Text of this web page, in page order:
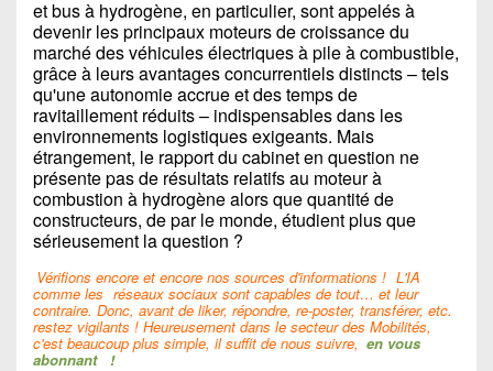
et bus à hydrogène, en particulier, sont appelés à
devenir les principaux moteurs de croissance du
marché des véhicules électriques à pile à combustible,
grâce à leurs avantages concurrentiels distincts – tels
qu'une autonomie accrue et des temps de
ravitaillement réduits – indispensables dans les
environnements logistiques exigeants. Mais
étrangement, le rapport du cabinet en question ne
présente pas de résultats relatifs au moteur à
combustion à hydrogène alors que quantité de
constructeurs, de par le monde, étudient plus que
sérieusement la question ?
Vérifions encore et encore nos sources d'informations ! L'IA
comme les réseaux sociaux sont capables de tout… et leur
contraire. Donc, avant de liker, répondre, re-poster, transférer, etc.
restez vigilants ! Heureusement dans le secteur des Mobilités,
c'est beaucoup plus simple, il suffit de nous suivre, en vous
abonnant !